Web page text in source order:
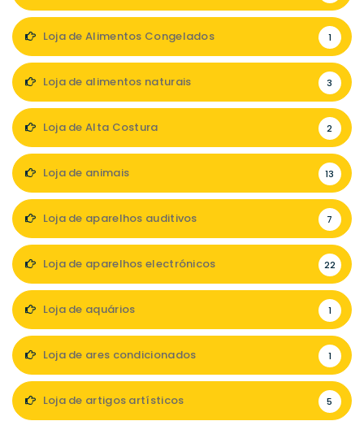
Loja de Alimentos Congelados 1
Loja de alimentos naturais 3
Loja de Alta Costura 2
Loja de animais 13
Loja de aparelhos auditivos 7
Loja de aparelhos electrónicos 22
Loja de aquários 1
Loja de ares condicionados 1
Loja de artigos artísticos 5